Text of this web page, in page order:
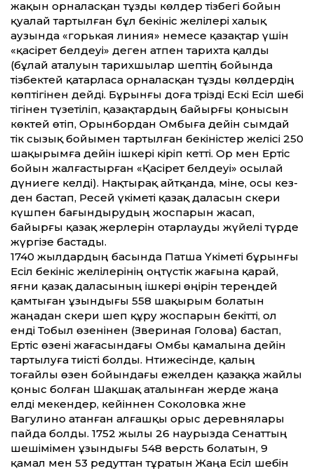
жақын орналасқан тұзды көлдер тізбегі бойын
қуа­лай тартылған бұл бекініс желілері халық
аузында «горькая линия» немесе қазақтар үшін
«қасірет белдеуі» деген атпен тарихта қалды
(бұлай аталуын тарихшылар шептің бойында
тізбектей қатарласа орналасқан тұзды көлдердің
көптігінен дейді. Бұрынғы доға тәрізді Ескі Есіл шебі
тігінен түзетіліп, қазақтардың байырғы қонысын
көктей өтіп, Орынбордан Омбыға де­йін сымдай
тік сызық бойымен тартылған бекіністер желісі 250
шақырымға де­йін ішкері кіріп кет­ті. Ор мен Ертіс
бойын жалғастырған «Қасірет белдеуі» осылай
дүниеге келді). Нақтырақ айтқанда, міне, осы кез­
ден бастап, Ресей үкіметі қазақ даласын әскери
күшпен бағындырудың жоспарын жасап,
байырғы қазақ жерлерін отарлауды жүйелі түрде
жүргізе бастады.
1740 жылдардың басында Патша Үкіметі бұрынғы
Есіл бекініс желілерінің оңтүстік жағына қарай,
яғни қазақ даласының ішкері өңірін тереңдей
қамтыған ұзындығы 558 шақырым болатын
жаңадан әскери шеп құру жоспарын бекіт­ті, ол
енді Тобыл өзенінен (Звериная Голова) бастап,
Ертіс өзені жағасындағы Омбы қамалына де­йін
тартылуға тиісті болды. Нәтижесінде, қалың
тоғайлы өзен бойындағы ежелден қазаққа жайлы
қоныс болған Шақшақ аталынған жерде жаңа
елді мекендер, ке­йіннен Соколовка және
Вагулино атанған алғашқы орыс деревнялары
пайда болды. 1752 жылы 26 наурызда Сенат­тың
шешімімен ұзындығы 548 версть болатын, 9
қамал мен 53 редут­тан тұратын Жаңа Есіл шебін